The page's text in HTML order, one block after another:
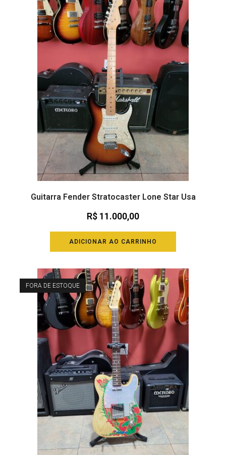
Guitarra Fender Stratocaster Lone Star Usa
R$ 11.000,00
ADICIONAR AO CARRINHO
FORA DE ESTOQUE